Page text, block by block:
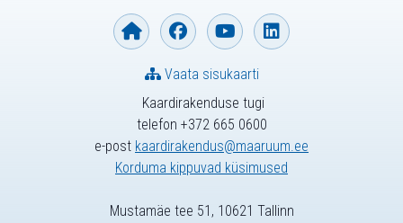
Kaardirakenduse tugi
telefon +372 665 0600
e-post kaardirakendus@maaruum.ee
Korduma kippuvad küsimused
Vaata sisukaarti
Mustamäe tee 51, 10621 Tallinn